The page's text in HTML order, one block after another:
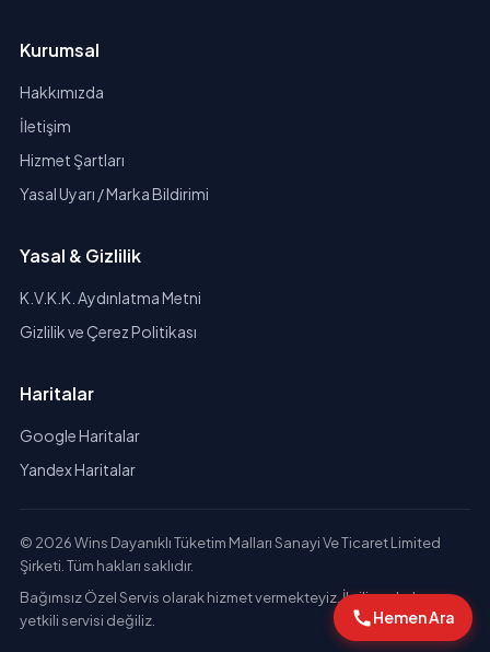
Kurumsal
Hakkımızda
İletişim
Hizmet Şartları
Yasal Uyarı / Marka Bildirimi
Yasal & Gizlilik
K.V.K.K. Aydınlatma Metni
Gizlilik ve Çerez Politikası
Haritalar
Google Haritalar
Yandex Haritalar
© 2026 Wins Dayanıklı Tüketim Malları Sanayi Ve Ticaret Limited
Şirketi. Tüm hakları saklıdır.
Bağımsız Özel Servis olarak hizmet vermekteyiz. İlgili markaların
yetkili servisi değiliz.
Hemen Ara